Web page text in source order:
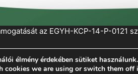
az EGYH-KCP-14-P-
élmény érdekében sütiket használunk.
cookies we are using or switch them